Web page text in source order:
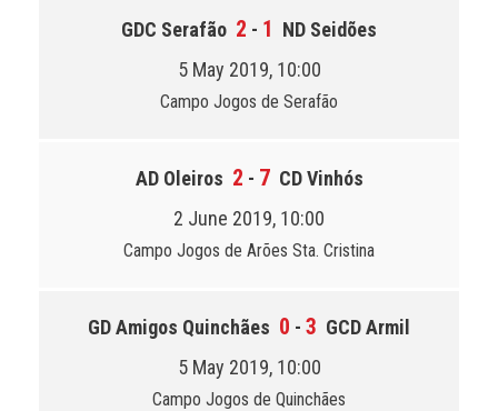
GDC Serafão 2 - 1 ND Seidões
5 May 2019, 10:00
Campo Jogos de Serafão
AD Oleiros 2 - 7 CD Vinhós
2 June 2019, 10:00
Campo Jogos de Arões Sta. Cristina
GD Amigos Quinchães 0 - 3 GCD Armil
5 May 2019, 10:00
Campo Jogos de Quinchães